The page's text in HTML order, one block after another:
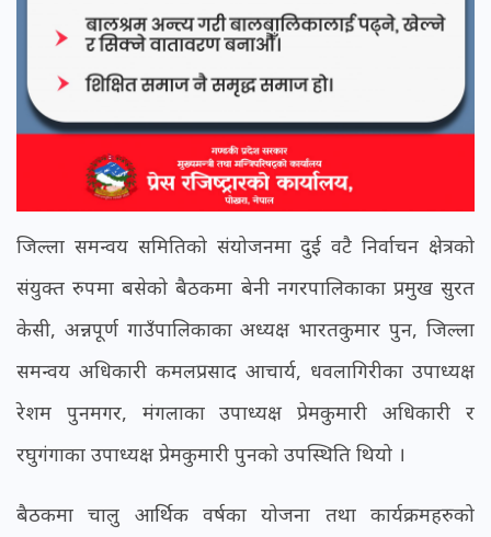
जिल्ला समन्वय समितिको संयोजनमा दुई वटै निर्वाचन क्षेत्रको
संयुक्त रुपमा बसेको बैठकमा बेनी नगरपालिकाका प्रमुख सुरत
केसी, अन्नपूर्ण गाउँपालिकाका अध्यक्ष भारतकुमार पुन, जिल्ला
समन्वय अधिकारी कमलप्रसाद आचार्य, धवलागिरीका उपाध्यक्ष
रेशम पुनमगर, मंगलाका उपाध्यक्ष प्रेमकुमारी अधिकारी र
रघुगंगाका उपाध्यक्ष प्रेमकुमारी पुनको उपस्थिति थियो ।
बैठकमा चालु आर्थिक वर्षका योजना तथा कार्यक्रमहरुको